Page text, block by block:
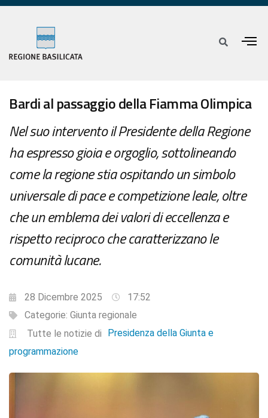
Bardi al passaggio della Fiamma Olimpica
Nel suo intervento il Presidente della Regione
ha espresso gioia e orgoglio, sottolineando
come la regione stia ospitando un simbolo
universale di pace e competizione leale, oltre
che un emblema dei valori di eccellenza e
rispetto reciproco che caratterizzano le
comunità lucane.
28 Dicembre 2025
17:52
Categorie: Giunta regionale
Tutte le notizie di
Presidenza della Giunta e
programmazione